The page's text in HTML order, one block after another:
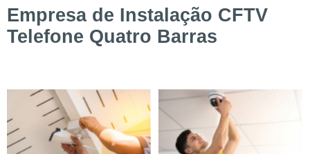
Empresa de Instalação CFTV
Telefone Quatro Barras